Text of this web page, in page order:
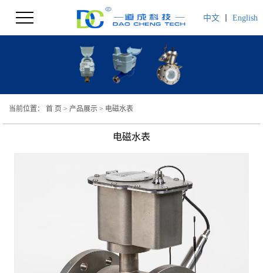
中文 丨English
当前位置： 首 页 > 产品展示 > 电磁水表
电磁水表